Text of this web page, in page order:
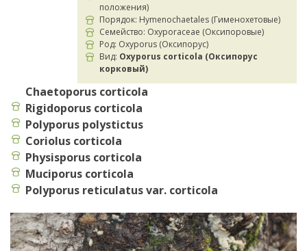
положения)
Порядок: Hymenochaetales (Гименохетовые)
Семейство: Oxyporaceae (Оксипоровые)
Род: Oxyporus (Оксипорус)
Вид: Oxyporus corticola (Оксипорус
корковый)
Chaetoporus corticola
Rigidoporus corticola
Polyporus polystictus
Coriolus corticola
Physisporus corticola
Muciporus corticola
Polyporus reticulatus var. corticola